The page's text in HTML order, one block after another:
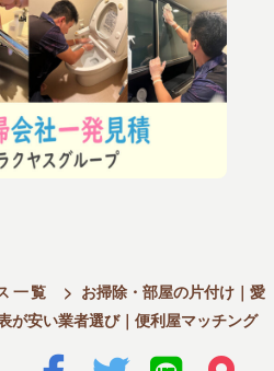
一覧 > お掃除・部屋の片付け｜愛
が安い業者選び｜便利屋マッチング